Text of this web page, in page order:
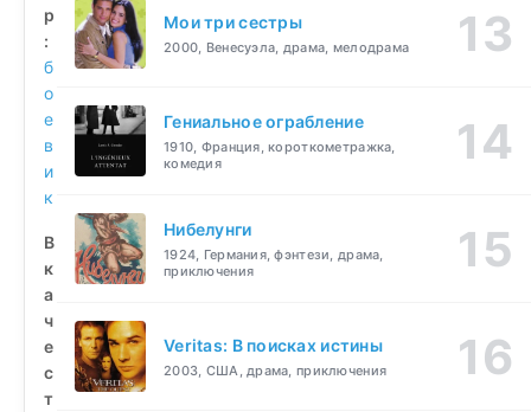
р
:
б
о
е
в
и
к
В
к
а
ч
е
с
т
Мои три сестры
2000, Венесуэла, драма, мелодрама
Гениальное ограбление
1910, Франция, короткометражка,
комедия
Нибелунги
1924, Германия, фэнтези, драма,
приключения
Veritas: В поисках истины
2003, США, драма, приключения